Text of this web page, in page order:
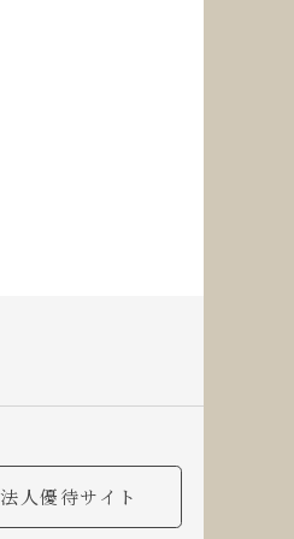
法人優待サイト